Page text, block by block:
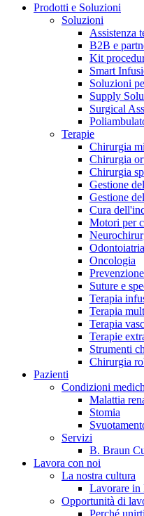
Campione stomia o
Richiedi gratuitamente
Trova la tua
Scopri le opportunità
Media
Hai domande o
Prodotti e Soluzioni
Soluzioni
Assistenza
B2B e
Kit
Smart
Soluzioni
Supply
Surgical
Terapie
Chirurgia
Chirurgia
Chirurgia
Gestione
Gestione
Cura
Motori per
Odontoiatria
Oncologia
Suture e
Terapia
Terapia
Terapia
Terapie
Strumenti
Chirurgia
Pazienti
Condizioni
Malattia
Stomia
Servizi
B. Braun
Lavora con noi
La nostra cultura
Lavorare in
Opportunità di
Perché